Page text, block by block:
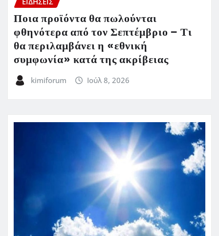
Ποια προϊόντα θα πωλούνται
φθηνότερα από τον Σεπτέμβριο – Τι
θα περιλαμβάνει η «εθνική
συμφωνία» κατά της ακρίβειας
kimiforum Ιούλ 8, 2026